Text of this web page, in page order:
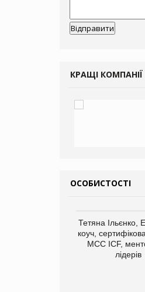
КРАЩІ КОМПАНІЇ
ОСОБИСТОСТІ
Тетяна Ільєнко,
коуч,
МСС ICF,
лідерів